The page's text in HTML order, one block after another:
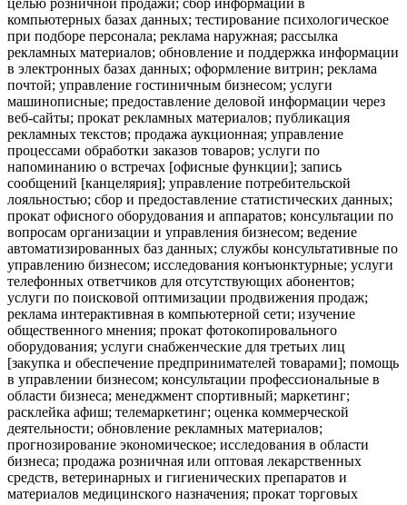
компьютерных базах данных; тестирование психологическое
при подборе персонала; реклама наружная; рассылка
рекламных материалов; обновление и поддержка информации
в электронных базах данных; оформление витрин; реклама
почтой; управление гостиничным бизнесом; услуги
машинописные; предоставление деловой информации через
веб-сайты; прокат рекламных материалов; публикация
рекламных текстов; продажа аукционная; управление
процессами обработки заказов товаров; услуги по
напоминанию о встречах [офисные функции]; запись
сообщений [канцелярия]; управление потребительской
лояльностью; сбор и предоставление статистических данных;
прокат офисного оборудования и аппаратов; консультации по
вопросам организации и управления бизнесом; ведение
автоматизированных баз данных; службы консультативные по
управлению бизнесом; исследования конъюнктурные; услуги
телефонных ответчиков для отсутствующих абонентов;
услуги по поисковой оптимизации продвижения продаж;
реклама интерактивная в компьютерной сети; изучение
общественного мнения; прокат фотокопировального
оборудования; услуги снабженческие для третьих лиц
[закупка и обеспечение предпринимателей товарами]; помощь
в управлении бизнесом; консультации профессиональные в
области бизнеса; менеджмент спортивный; маркетинг;
расклейка афиш; телемаркетинг; оценка коммерческой
деятельности; обновление рекламных материалов;
прогнозирование экономическое; исследования в области
бизнеса; продажа розничная или оптовая лекарственных
средств, ветеринарных и гигиенических препаратов и
материалов медицинского назначения; прокат торговых